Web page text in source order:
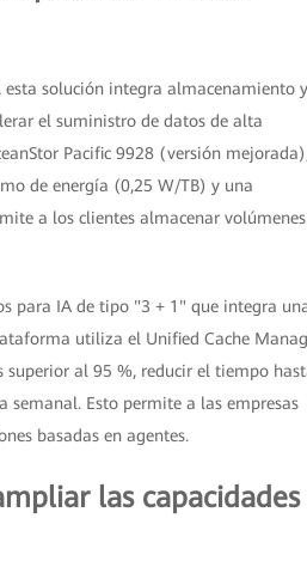
esta solución integra almacenamiento y
el suministro de datos de alta
Pacific 9928 (versión
de energía (0,25 W/TB) y una
a los clientes almacenar volúmenes
para IA de tipo "3 + 1" que integra
utiliza el Unified Cache
al 95 %, reducir el tiempo
semanal. Esto permite a las empresas
basadas en agentes.
las capacidades